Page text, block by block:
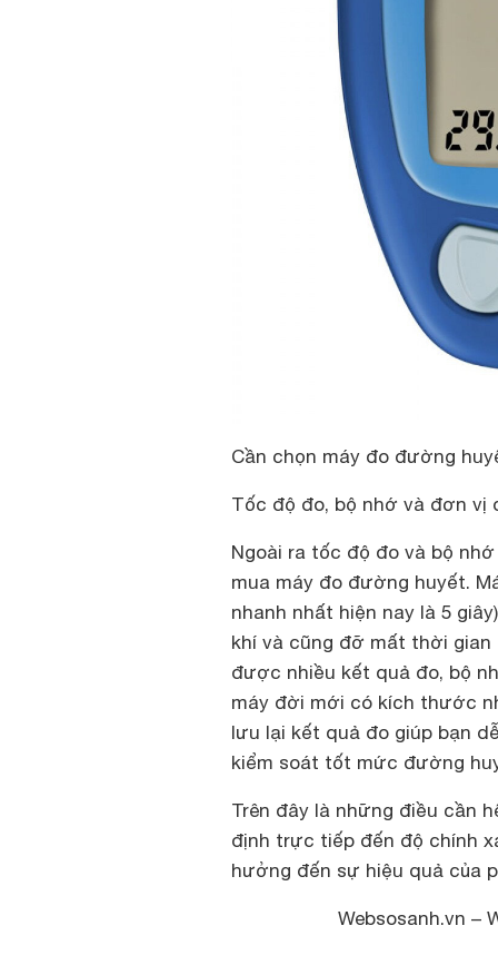
Cần chọn máy đo đường
Tốc độ đo, bộ nhớ và đơn vị
Ngoài ra tốc độ đo và bộ
mua máy đo đường huyết.
nhanh nhất hiện nay là 5
khí và cũng đỡ mất thời
được nhiều kết quả đo, bộ
máy đời mới có kích thước
lưu lại kết quả đo giúp bạn
kiểm soát tốt mức đường
Trên đây là những điều cần
định trực tiếp đến độ chính
hưởng đến sự hiệu quả của
Websosanh.vn –